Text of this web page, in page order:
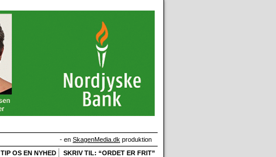
- en SkagenMedia.dk produktion
TIP OS EN NYHED SKRIV TIL: “ORDET ER FRIT”